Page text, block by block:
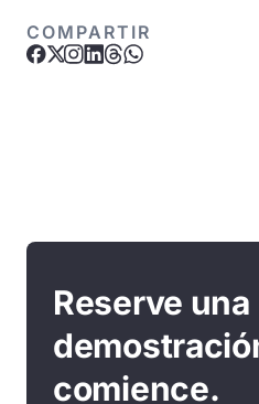
COMPARTIR
Reserve una
comience.